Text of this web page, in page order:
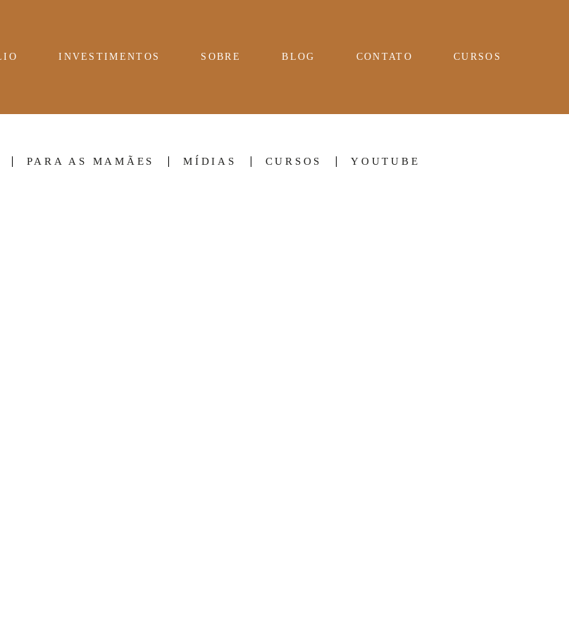
INVESTIMENTOS SOBRE BLOG CONTATO CURSOS
PARA AS MAMÃES MÍDIAS CURSOS YOUTUBE